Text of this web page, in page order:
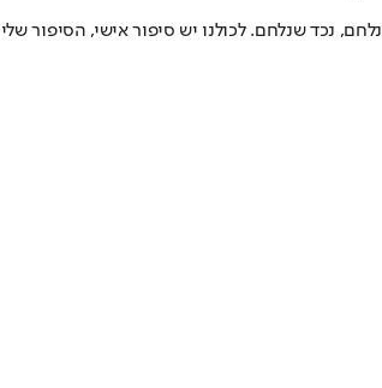
נכד שנלחם. לכולנו יש סיפור אישי, הסיפור שלי